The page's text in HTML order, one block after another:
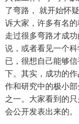
了弯路， 就开始怀
诉大家，许多有名
走过很多弯路才成
说，或者看见一个
已，很想自己能够
下。其实，成功的
作和研究中的极小
之一。大家看到的
会公开发表出